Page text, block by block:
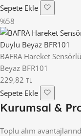
Sepete Ekle
%58
BAFRA Hareket
Beyaz BFR101
229,82 TL
Sepete Ekle
Kurumsal &
Toplu alım